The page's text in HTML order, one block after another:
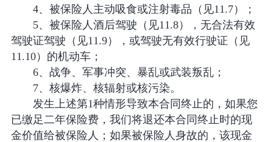
4、被保险人主动吸食或注射毒品（见11.7）；
5、被保险人酒后驾驶（见11.8），无合法有效
驾驶证驾驶（见11.9），或驾驶无有效行驶证（见
11.10）的机动车；
6、战争、军事冲突、暴乱或武装叛乱；
7、核爆炸、核辐射或核污染。
发生上述第1种情形导致本合同终止的，如果您
已缴足二年保险费，我们将退还本合同终止时的现
金价值给被保险人；如果被保险人身故的，该现金